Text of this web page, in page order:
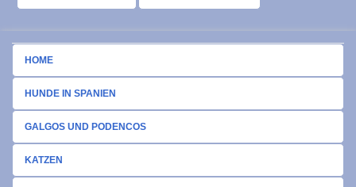
HOME
HUNDE IN SPANIEN
GALGOS UND PODENCOS
KATZEN